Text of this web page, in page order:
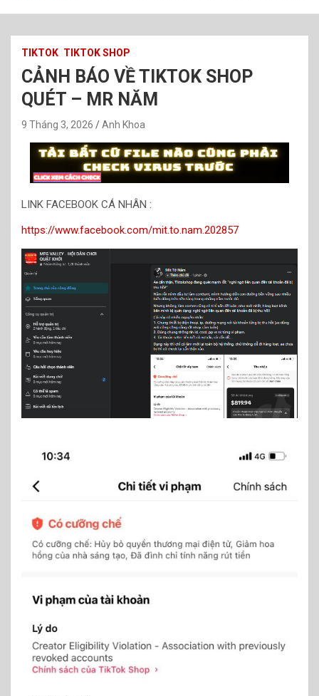
TIKTOK TIKTOK SHOP
CẢNH BÁO VỀ TIKTOK SHOP
QUÉT – MR NĂM
9 Tháng 3, 2026 Anh Khoa
LINK FACEBOOK CÁ NHÂN :
https://www.facebook.com/mit.to.nam.202857